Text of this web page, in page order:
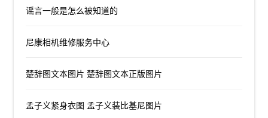
谣言一般是怎么被知道的
尼康相机维修服务中心
楚辞图文本图片 楚辞图文本正版图片
孟子义紧身衣图 孟子义装比基尼图片